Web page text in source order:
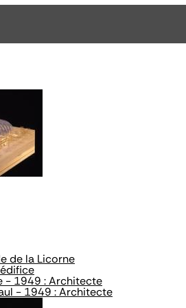
de la Licorne
- 1949 : Architecte
- 1949 : Architecte